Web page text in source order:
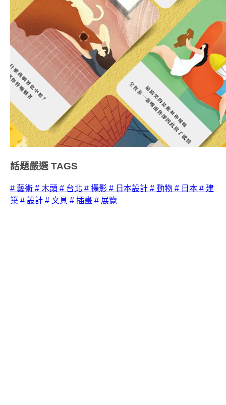
話題嚴選 TAGS
# 藝術 # 木頭 # 台北 # 攝影 # 日本設計 # 動物 # 日本 # 建
築 # 設計 # 文具 # 插畫 # 展覽